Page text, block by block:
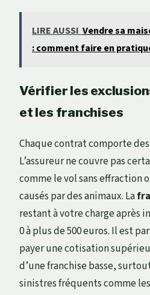
LIRE AUSSI Vendre sa
: comment faire en
Vérifier les
et les franchises
Chaque contrat comporte
L’assureur ne couvre pas
comme le vol sans effraction
causés par des animaux. La
restant à votre charge après
0 à plus de 500 euros. Il est
payer une cotisation
d’une franchise basse,
sinistres fréquents comme